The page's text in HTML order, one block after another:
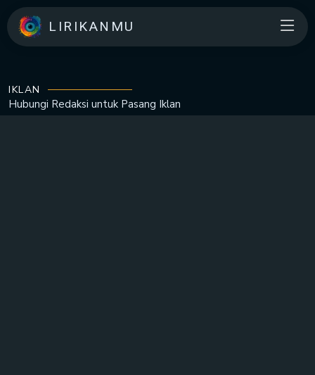
LIRIKANMU
IKLAN
Hubungi Redaksi untuk Pasang Iklan